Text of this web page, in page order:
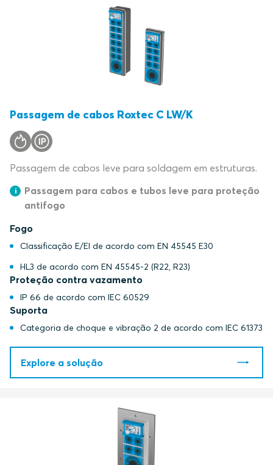
Passagem de cabos Roxtec C LW/K
Passagem de cabos leve para soldagem em estruturas.
Passagem para cabos e tubos leve para proteção
antifogo
Fogo
Classificação E/EI de acordo com EN 45545 E30
HL3 de acordo com EN 45545-2 (R22, R23)
Proteção contra vazamento
IP 66 de acordo com IEC 60529
Suporta
Categoria de choque e vibração 2 de acordo com IEC 61373
Explore a solução